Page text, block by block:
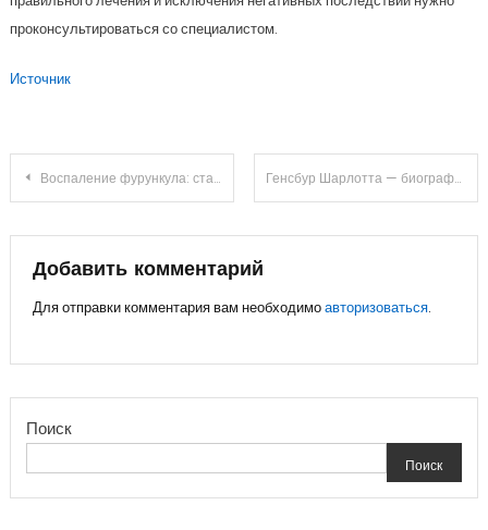
проконсультироваться со специалистом.
Источник
Навигация
записям
Воспаление фурункула: стадии развития Генсбур Шарлотта — биография и достижения — информация о знаменитом докторе
Добавить комментарий
Для отправки комментария вам необходимоавторизоваться.
Поиск
Поиск